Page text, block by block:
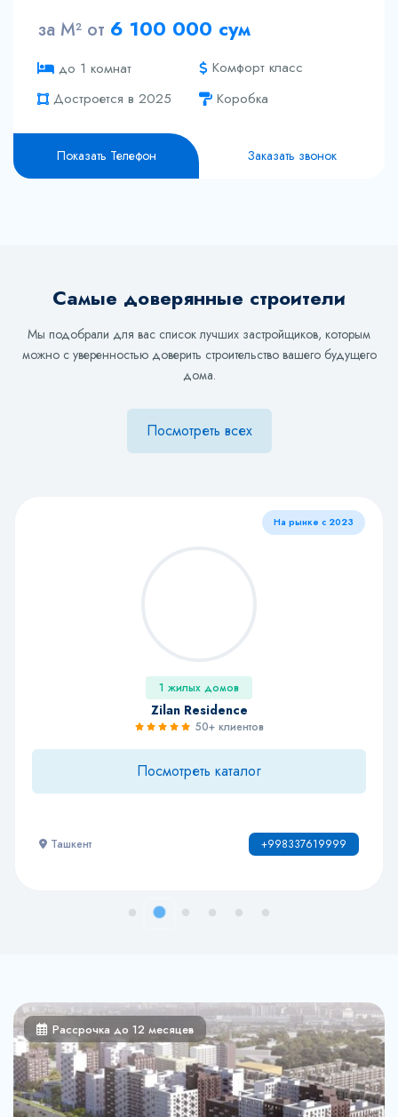
за М² от 6 100 000 сум
до 1 комнат
Комфорт класс
Достроется в 2025
Коробка
Показать Телефон Заказать звонок
Самые доверянные строители
Мы подобрали для вас список лучших застройщиков, которым
можно с уверенностью доверить строительство вашего будущего
дома.
Посмотреть всех
На рынке с 2019
1 жилых домов
Istanbul City
100+ клиентов
Посмотреть каталог
Ташкент +998781222220
Рассрочка до 12 месяцев